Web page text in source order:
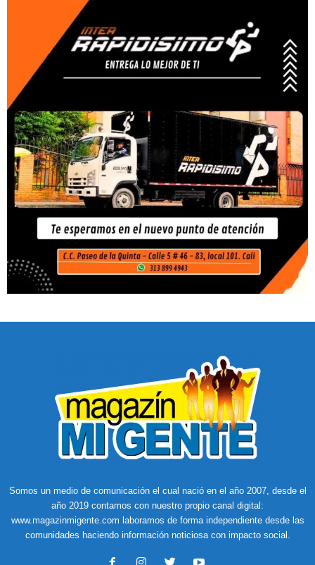
Somos un medio de comunicación el cual nació en el año 2007, desde el
año 2019 contamos con nuestro propio canal digital:
www.magazinmigente.com laboramos de forma independiente desde las
comunidades haciendo información noticiosa con impacto social.